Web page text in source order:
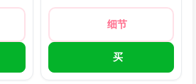
细节
买